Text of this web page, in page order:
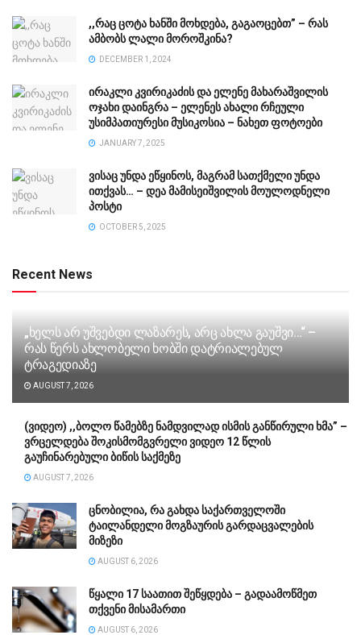
,,რაც ცოტა ხანში მოხდება, გაგაოცებთ” – რას
ამბობს ლალი მოროშკინა?
DECEMBER 1, 2024
ირაკლი კვირიკაძის და ელენე მახარაშვილის
ოჯახი დაინგრა – ელენეს ახალი რჩეული
უსიმპათიურესი მუსიკოსია – ნახეთ ფოტოები
JANUARY 7, 2025
ვისაც უნდა ეწყინოს, მაგრამ სათქმელი უნდა
ითქვას… – დეა მამისეიშვილის მოულოდნელი
პოსტი
OCTOBER 5, 2025
Recent News
„ხელს არ უშვებდი ლაზარეს, არც ახლა გაუშვი…“ –
რას წერს ახლობელი ხობში დატრიალებულ
ტრაგედიაზე
AUGUST 7, 2026
(ვიდეო) ,,ბოლო წამებზე ნამდვილად ისმის განწირული ხმა” –
ვრცელდება შოკისმომგვრელი ვიდეო 12 წლის
გაუჩინარებული ბიწის საქმეზე
AUGUST 7, 2026
ცნობილია, რა გახდა საქართველოში
ტაილანდელი მოგზაურის გარდაცვალების
მიზეზი
AUGUST 6, 2026
წყალი 17 საათით შეწყდება – გადაამოწმეთ
თქვენი მისამართი
AUGUST 6, 2026